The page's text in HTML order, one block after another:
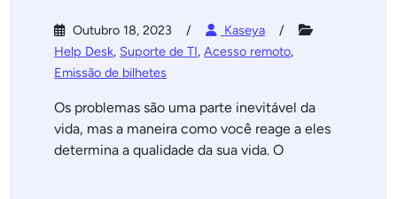
Outubro 18, 2023
Kaseya
Help Desk, Suporte de TI, Acesso remoto,
Emissão de bilhetes
Os problemas são uma parte inevitável da
vida, mas a maneira como você reage a eles
determina a qualidade da sua vida. O